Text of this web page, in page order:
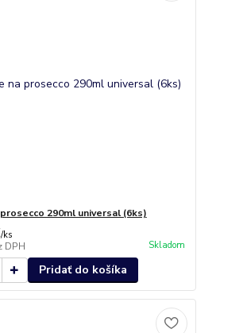
290ml universal (6ks)
/ks
DPH Skladom
Pridať do košíka